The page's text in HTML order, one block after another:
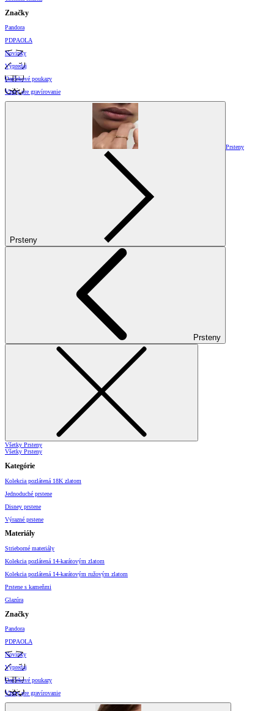
Značky
Pandora
PDPAOLA
Novinky
Výpredaj
Darčekové poukazy
Vzory pre gravírovanie
Prsteny
Prsteny
Prsteny
Všetky Prsteny
Všetky Prsteny
Kategórie
Kolekcia pozlátená 18K zlatom
Jednoduché prstene
Disney prstene
Výrazné prstene
Materiály
Strieborné materiály
Kolekcia pozlátená 14-karátovým zlatom
Kolekcia pozlátená 14-karátovým ružovým zlatom
Prstene s kameňmi
Glazúra
Značky
Pandora
PDPAOLA
Novinky
Výpredaj
Darčekové poukazy
Vzory pre gravírovanie